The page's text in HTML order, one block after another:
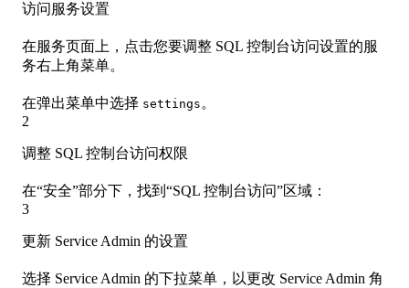
访问服务设置
在服务页面上，点击您要调整 SQL 控制台访问设置的服
务右上角菜单。
在弹出菜单中选择 settings 。
2
调整 SQL 控制台访问权限
在“安全”部分下，找到“SQL 控制台访问”区域：
3
更新 Service Admin 的设置
选择 Service Admin 的下拉菜单，以更改 Service Admin 角